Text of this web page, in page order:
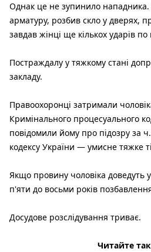
Однак це не зупинило нападника.
арматуру, розбив скло у дверях,
завдав жінці ще кількох ударів по
Постраждалу у тяжкому стані
закладу.
Правоохоронці затримали
Кримінального процесуального
повідомили йому про підозру за
кодексу України — умисне тяжке
Якщо провину чоловіка доведуть
п'яти до восьми років
Досудове розслідування триває.
Читайте